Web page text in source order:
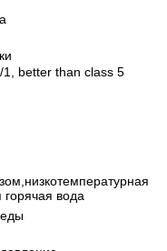
1, better than class 5
вода